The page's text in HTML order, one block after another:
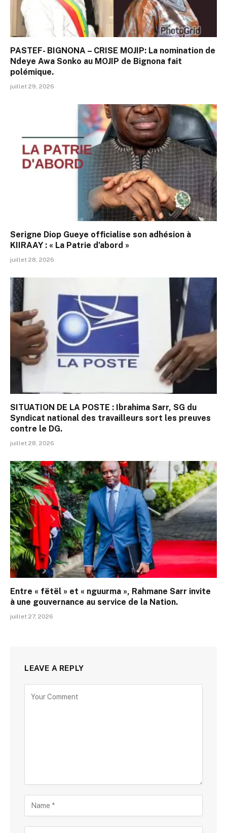
PASTEF- BIGNONA – CRISE MOJIP: La nomination de
Ndeye Awa Sonko au MOJIP de Bignona fait
polémique.
juillet 29, 2026
Serigne Diop Gueye officialise son adhésion à
KIIRAAY : « La Patrie d’abord »
juillet 28, 2026
SITUATION DE LA POSTE : Ibrahima Sarr, SG du
Syndicat national des travailleurs sort les preuves
contre le DG.
juillet 28, 2026
Entre « fëtël » et « nguurma », Rahmane Sarr invite
à une gouvernance au service de la Nation.
juillet 27, 2026
LEAVE A REPLY